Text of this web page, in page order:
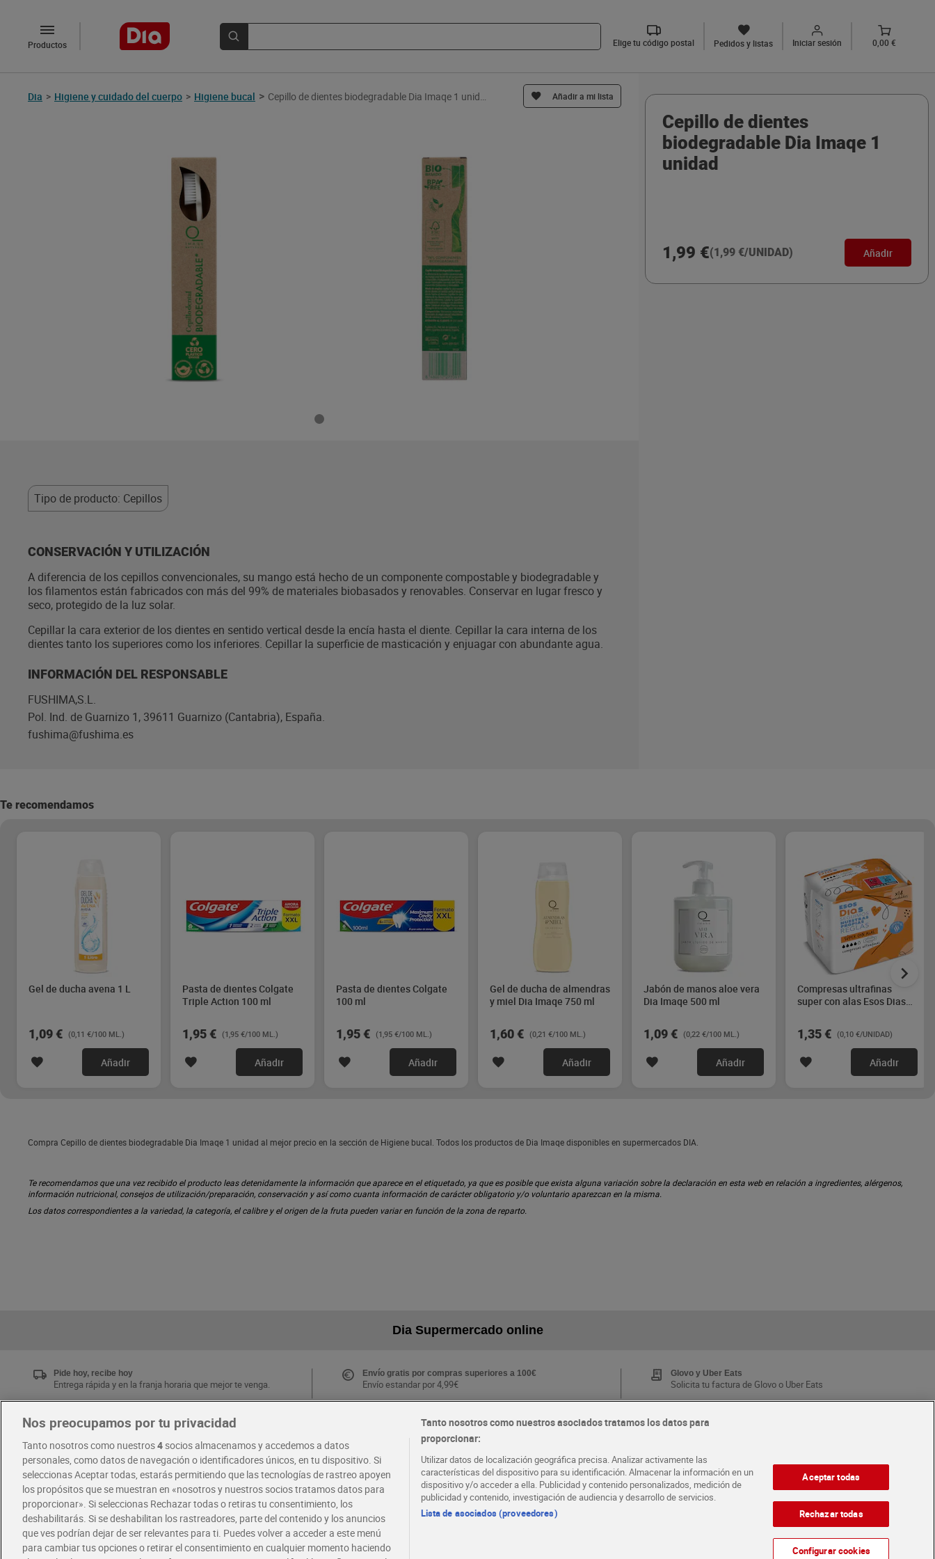
Productos Elige tu código postal Pedidos y listas Iniciar sesión 0,00 €
Dia > Higiene y cuidado del cuerpo > Higiene bucal > Añadir a mi lista
Tipo de producto: Cepillos
CONSERVACIÓN Y UTILIZACIÓN
A diferencia de los cepillos convencionales, su mango está hecho de un componente compostable y biodegradable y
los filamentos están fabricados con más del 99% de materiales biobasados y renovables. Conservar en lugar fresco y
seco, protegido de la luz solar.
Cepillar la cara exterior de los dientes en sentido vertical desde la encía hasta el diente. Cepillar la cara interna de los
dientes tanto los superiores como los inferiores. Cepillar la superficie de masticación y enjuagar con abundante agua.
INFORMACIÓN DEL RESPONSABLE
FUSHIMA,S.L.
Pol. Ind. de Guarnizo 1, 39611 Guarnizo (Cantabria), España.
fushima@fushima.es
Cepillo de dientes
biodegradable Dia Imaqe 1
unidad
1,99 €(1,99 €/UNIDAD) Añadir
Te recomendamos
Gel de ducha avena 1 L
1,09 € (0,11 €/100 ML.)
Añadir
Pasta de dientes Colgate
Triple Action 100 ml
1,95 € (1,95 €/100 ML.)
Añadir
Pasta de dientes Colgate
100 ml
1,95 € (1,95 €/100 ML.)
Añadir
Gel de ducha de almendras
y miel Dia Imaqe 750 ml
1,60 € (0,21 €/100 ML.)
Añadir
Jabón de manos aloe vera
Dia Imaqe 500 ml
1,09 € (0,22 €/100 ML.)
Añadir
Compresas ultrafinas
super con alas Esos Dias
1,35 € (0,10 €/UNIDAD)
Añadir
Compra Cepillo de dientes biodegradable Dia Imaqe 1 unidad al mejor precio en la sección de Higiene bucal. Todos los productos de Dia Imaqe disponibles en supermercados DIA.
Te recomendamos que una vez recibido el producto leas detenidamente la información que aparece en el etiquetado, ya que es posible que exista alguna variación sobre la declaración en esta web en relación a ingredientes, alérgenos,
información nutricional, consejos de utilización/preparación, conservación y así como cuanta información de carácter obligatorio y/o voluntario aparezcan en la misma.
Los datos correspondientes a la variedad, la categoría, el calibre y el origen de la fruta pueden variar en función de la zona de reparto.
Dia Supermercado online
Pide hoy, recibe hoy
Entrega rápida y en la franja horaria que mejor te venga.
Envío gratis por compras superiores a 100€
Envío estandar por 4,99€
Glovo y Uber Eats
Solicita tu factura de Glovo o Uber Eats
Disfruta las ventajas y ofertas exclusivas.
Descárgate la APP Dia
Folletos y Tiendas
cercana
¡Solicita tu tarjeta de crédito aquí!
RECETAS · COMER MEJOR CADA DIA · EMPLEO
Nos preocupamos por tu privacidad
Tanto nosotros como nuestros4socios almacenamos y accedemos a datos
personales, como datos de navegación o identificadores únicos, en tu dispositivo. Si
seleccionas Aceptar todas, estarás permitiendo que las tecnologías de rastreo apoyen
los propósitos que se muestran en «nosotros y nuestros socios tratamos datos para
proporcionar». Si seleccionas Rechazar todas o retiras tu consentimiento, los
deshabilitarás. Si se deshabilitan los rastreadores, parte del contenido y los anuncios
que ves podrían dejar de ser relevantes para ti. Puedes volver a acceder a este menú
para cambiar tus opciones o retirar el consentimiento en cualquier momento haciendo
Tanto nosotros como nuestros asociados tratamos los datos para
proporcionar:
Utilizar datos de localización geográfica precisa. Analizar activamente las
características del dispositivo para su identificación. Almacenar la información en un
dispositivo y/o acceder a ella. Publicidad y contenido personalizados, medición de
publicidad y contenido, investigación de audiencia y desarrollo de servicios.
Lista de asociados (proveedores)
Aceptar todas
Rechazar todas
Configurar cookies